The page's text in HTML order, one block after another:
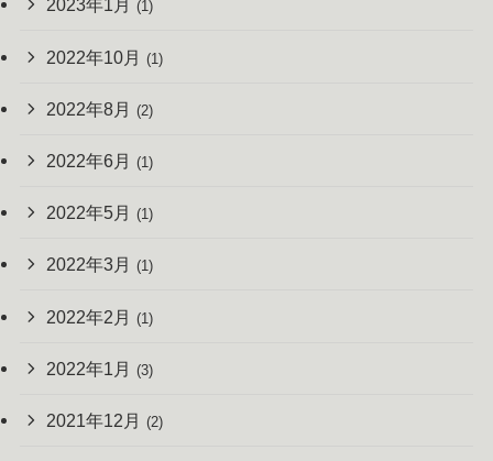
2023年1月 (1)
2022年10月 (1)
2022年8月 (2)
2022年6月 (1)
2022年5月 (1)
2022年3月 (1)
2022年2月 (1)
2022年1月 (3)
2021年12月 (2)